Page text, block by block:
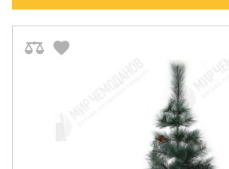
РАСПРОДАЖА
Сумки колесные
Сумки
Сумки деловые
Сумки поясные